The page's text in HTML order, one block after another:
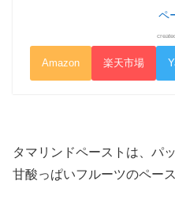
ペ
Amazon 楽天市場
タマリンドペーストは、パ
甘酸っぱいフルーツのペー